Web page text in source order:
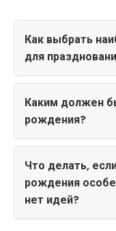
Как выбрать
для
Каким должен
рождения?
Что делать,
рождения
нет идей?